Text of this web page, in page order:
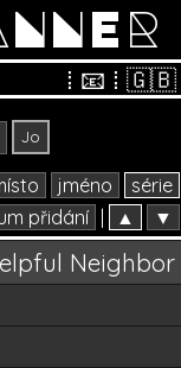
⁞ 📧 ⁞ 🇬🇧
jméno
série
přidání
▲ ▼
Neighbor